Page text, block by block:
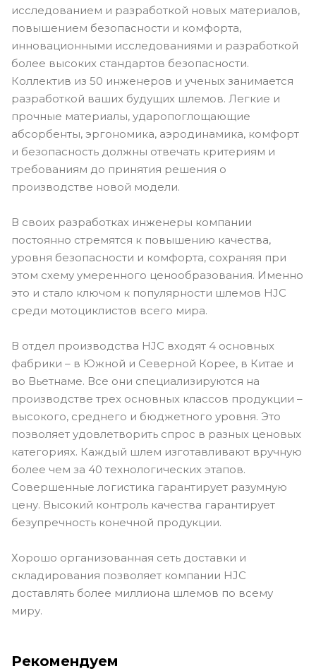
исследованием и разработкой новых материалов,
повышением безопасности и комфорта,
инновационными исследованиями и разработкой
более высоких стандартов безопасности.
Коллектив из 50 инженеров и ученых занимается
разработкой ваших будущих шлемов. Легкие и
прочные материалы, ударопоглощающие
абсорбенты, эргономика, аэродинамика, комфорт
и безопасность должны отвечать критериям и
требованиям до принятия решения о
производстве новой модели.
В своих разработках инженеры компании
постоянно стремятся к повышению качества,
уровня безопасности и комфорта, сохраняя при
этом схему умеренного ценообразования. Именно
это и стало ключом к популярности шлемов HJC
среди мотоциклистов всего мира.
В отдел производства HJC входят 4 основных
фабрики – в Южной и Северной Корее, в Китае и
во Вьетнаме. Все они специализируются на
производстве трех основных классов продукции –
высокого, среднего и бюджетного уровня. Это
позволяет удовлетворить спрос в разных ценовых
категориях. Каждый шлем изготавливают вручную
более чем за 40 технологических этапов.
Совершенные логистика гарантирует разумную
цену. Высокий контроль качества гарантирует
безупречность конечной продукции.
Хорошо организованная сеть доставки и
складирования позволяет компании HJC
доставлять более миллиона шлемов по всему
миру.
Рекомендуем